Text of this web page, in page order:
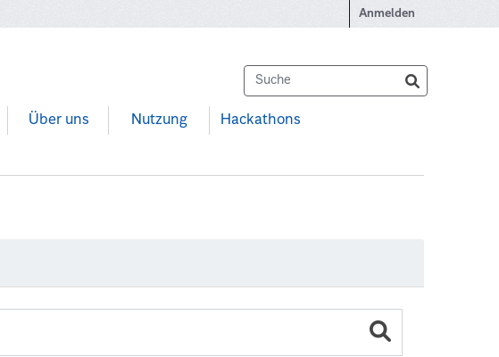
Anmelden
Über uns Nutzung Hackathons